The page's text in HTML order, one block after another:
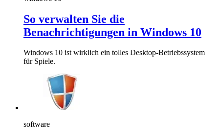
So verwalten Sie die
Benachrichtigungen in Windows 10
Windows 10 ist wirklich ein tolles Desktop-Betriebssystem
für Spiele.
software